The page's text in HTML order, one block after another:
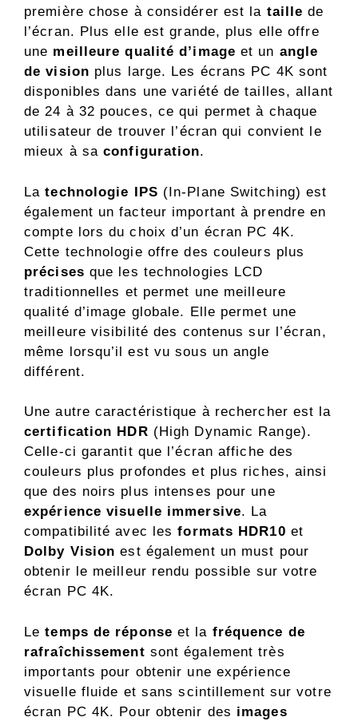
première chose à considérer est la taille de
l’écran. Plus elle est grande, plus elle offre
une meilleure qualité d’image et un angle
de vision plus large. Les écrans PC 4K sont
disponibles dans une variété de tailles, allant
de 24 à 32 pouces, ce qui permet à chaque
utilisateur de trouver l’écran qui convient le
mieux à saconfiguration.
Latechnologie IPS (In-Plane Switching) est
également un facteur important à prendre en
compte lors du choix d’un écran PC 4K.
Cette technologie offre des couleurs plus
précises que les technologies LCD
traditionnelles et permet une meilleure
qualité d’image globale. Elle permet une
meilleure visibilité des contenus sur l’écran,
même lorsqu’il est vu sous un angle
différent.
Une autre caractéristique à rechercher est la
certification HDR (High Dynamic Range).
Celle-ci garantit que l’écran affiche des
couleurs plus profondes et plus riches, ainsi
que des noirs plus intenses pour une
expérience visuelle immersive. La
compatibilité avec lesformats HDR10 et
Dolby Vision est également un must pour
obtenir le meilleur rendu possible sur votre
écran PC 4K.
Letemps de réponse et la fréquence de
rafraîchissement sont également très
importants pour obtenir une expérience
visuelle fluide et sans scintillement sur votre
écran PC 4K. Pour obtenir des images